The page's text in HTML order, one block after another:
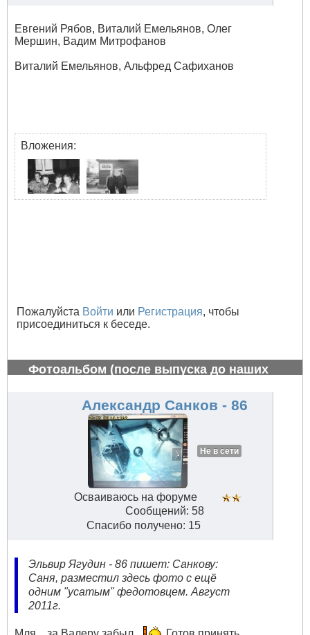
Евгений Рябов, Виталий Емельянов, Олег
Мершин, Вадим Митрофанов
Виталий Емельянов, Альфред Сафиханов
Вложения:
Пожалуйста Войти или Регистрация, чтобы
присоединиться к беседе.
Фотоальбом (после выпуска до наших
Александр Санков - 86
Не в сети
Осваиваюсь на форуме
Сообщений: 58
Спасибо получено: 15
Эльвир Ягудин - 86 пишет: Санкову:
Саня, разместил здесь фото с ещё
одним "усатым" федотовцем. Август
2011г.